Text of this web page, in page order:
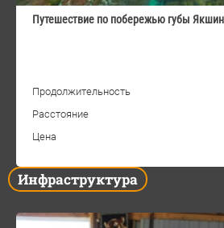
Путешествие по побережью губы
Продолжительность
Расстояние
Цена
Инфраструктура